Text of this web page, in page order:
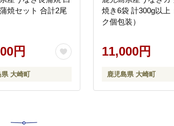
焼セット 合計2尾
円
県 大崎町
焼き6袋 計300g以上
ク個包装）
11,000円
鹿児島県 大崎町